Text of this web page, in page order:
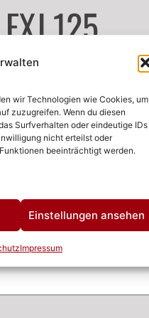
wir Technologien wie Cookies, um
zuzugreifen. Wenn du diesen
Surfverhalten oder eindeutige IDs
nicht erteilst oder
beeinträchtigt werden.
Einstellungen ansehen
Impressum
125